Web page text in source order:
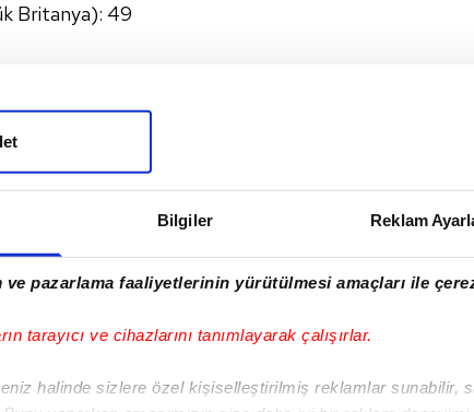
Bilgiler Reklam
pazarlama faaliyetlerinin yürütülmesi amaçları ile
tarayıcı ve cihazlarını tanımlayarak çalışırlar.
halinde sizlere özel kişiselleştirilmiş reklamlar sunabilir,
Britanya): 49
HAMILTON #GEORGE RUSSELL #OSCAR PIASTRI
#ABD